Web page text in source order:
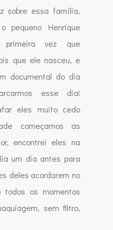
sobre essa família,
pequeno Henrique
vez que
que ele nasceu, e
documental do dia
esse dia!
eles muito cedo
começamos as
encontrei eles na
um dia antes para
deles acordarem no
todos os momentos
sem filtro,